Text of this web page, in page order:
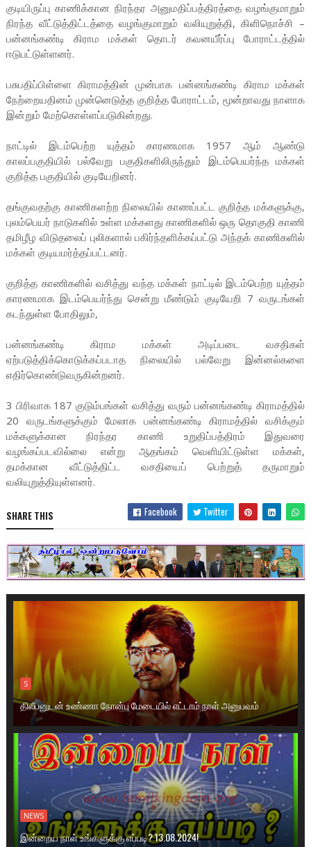
குடியிருப்பு காணிக்கான நிரந்தர அனுமதிப்பத்திரத்தை வழங்குமாறும்
நிரந்த வீட்டுத்திட்டத்தை வழங்குமாறும் வலியுறுத்தி, கிளிநொச்சி –
பன்னங்கண்டி கிராம மக்கள் தொடர் கவனயீர்ப்பு போராட்டத்தில்
ஈடுபட்டுள்ளனர்.
பசுபதிப்பிள்ளை கிராமத்தின் முன்பாக பன்னங்கண்டி கிராம மக்கள்
நேற்றையதினம் முன்னெடுத்த குறித்த போராட்டம், மூன்றாவது நாளாக
இன்றும் மேற்கொள்ளப்படுகின்றது.
நாட்டில் இடம்பெற்ற யுத்தம் காரணமாக 1957 ஆம் ஆண்டு
காலப்பகுதியில் பல்வேறு பகுதிகளிலிருந்தும் இடம்பெயர்ந்த மக்கள்
குறித்த பகுதியில் குடியேறினர்.
தங்குவதற்கு காணிகளற்ற நிலையில் காணப்பட்ட குறித்த மக்களுக்கு,
புலம்பெயர் நாடுகளில் உள்ள மக்களது காணிகளில் ஒரு தொகுதி காணி
தமிழீழ விடுதலைப் புலிகளால் பகிர்ந்தளிக்கப்பட்டு அந்தக் காணிகளில்
மக்கள் குடியமர்த்தப்பட்டனர்.
குறித்த காணிகளில் வசித்து வந்த மக்கள் நாட்டில் இடம்பெற்ற யுத்தம்
காரணமாக இடம்பெயர்ந்து சென்று மீண்டும் குடியேறி 7 வருடங்கள்
கடந்துள்ள போதிலும்,
பன்னங்கண்டி கிராம மக்கள் அடிப்படை வசதிகள்
ஏற்படுத்திக்கொடுக்கப்படாத நிலையில் பல்வேறு இன்னல்களை
எதிர்கொண்டுவருகின்றனர்.
3 பிரிவாக 187 குடும்பங்கள் வசித்து வரும் பன்னங்கண்டி கிராமத்தில்
20 வருடங்களுக்கும் மேலாக பன்னங்கண்டி கிராமத்தில் வசிக்கும்
மக்களுக்கான நிரந்தர காணி உறுதிப்பத்திரம் இதுவரை
வழங்கப்படவில்லை என்று ஆதங்கம் வெளியிட்டுள்ள மக்கள்,
தமக்கான வீட்டுத்திட்ட வசதியைப் பெற்றுத் தருமாறும்
வலியுறுத்தியுள்ளனர்.
SHARE THIS Facebook Twitter
S
திலீபனுடன் உண்ணா நோன்பு மேடையில் எட்டாம் நாள் அனுபவம்
NEWS
இன்றைய நாள் உங்களுக்கு எப்படி? 13.08.2024!